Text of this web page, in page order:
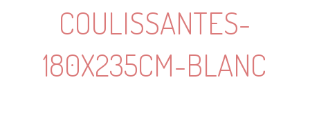
COULISSANTES-
180X235CM-BLANC